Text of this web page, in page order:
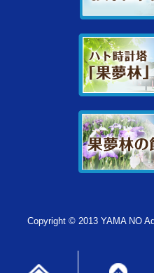
Copyright © 2013 YAMA NO